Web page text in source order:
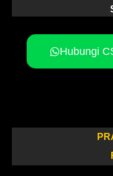
Hubungi